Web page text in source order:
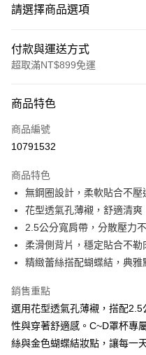
請選擇商品選項
付款與運送方式
超取滿NT$899免運
信用卡一次付款
超商取貨付款
Apple Pay
街口支付
悠遊付
AFTEE先享後付
相關說明
AFTEE先享後付是「在收到商品
便利好安心！
１．簡單：不需註冊會員、不需綁
２．便利：只要手機號碼，簡訊認
ATM付款
運送方式
商品特色
商品編號
10791532
商品特色
無鋼圈設計，柔軟貼合不壓
花型透氣孔薄襯，舒適清爽
2.5公分寬肩帶，分散壓力
柔滑側背片，穩定貼合不勒
精緻蕾絲搭配蝴蝶結，典雅
銷售重點
選用花型透氣孔薄襯，搭配
性與穿著舒適感。C~D罩杯專
絲與金色蝴蝶結妝點，讓每一